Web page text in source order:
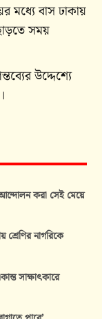
মধ্যে বাস ঢাকায়
সময়
উদ্দেশ্যে
আন্দোলন করা সেই মেয়ে
শ্রেণির নাগরিকে
সাক্ষাৎকারে